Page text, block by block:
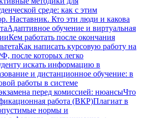
среде: как с этим
Наставник. Кто эти люди и какова
Адаптивное обучение и виртуальная
Кем работать после окончания
Как написать курсовую работу на
после которых легко
искать информацию в
и дистанционное обучение: в
работы в системе
перед комиссией: нюансыЧто
работа (ВКР)Плагиат в
нормы и